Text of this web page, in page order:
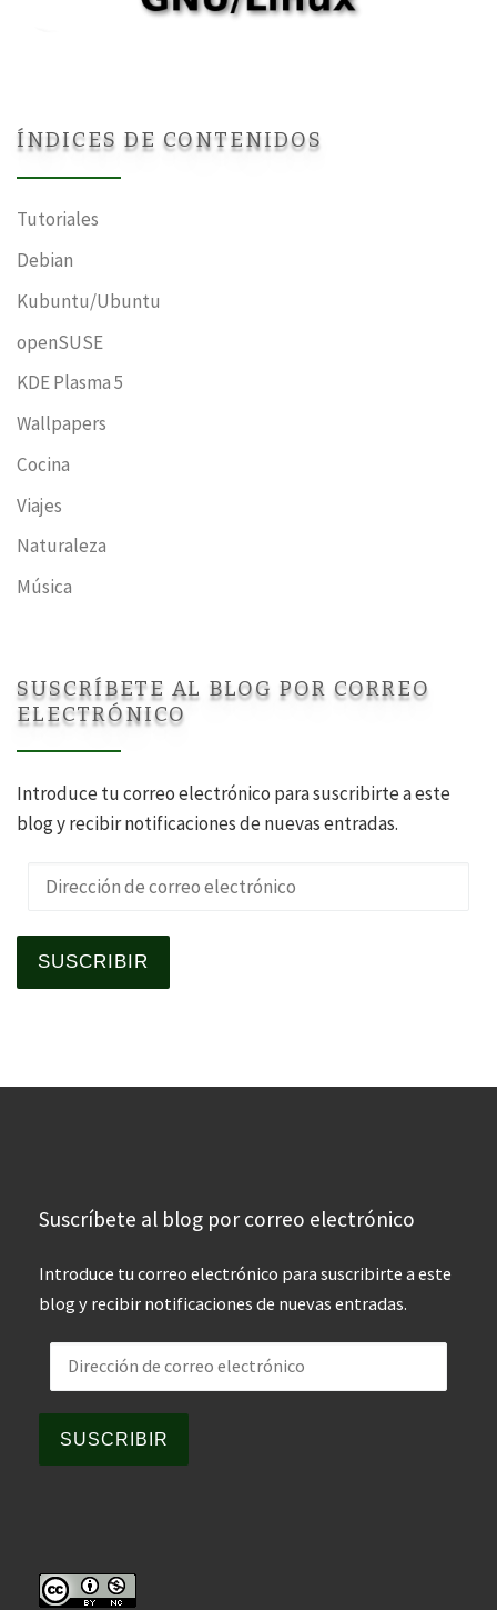
ÍNDICES DE CONTENIDOS
Tutoriales
Debian
Kubuntu/Ubuntu
openSUSE
KDE Plasma 5
Wallpapers
Cocina
Viajes
Naturaleza
Música
SUSCRÍBETE AL BLOG POR CORREO
ELECTRÓNICO
Introduce tu correo electrónico para suscribirte a este
blog y recibir notificaciones de nuevas entradas.
Dirección de correo electrónico
SUSCRIBIR
Suscríbete al blog por correo electrónico
Introduce tu correo electrónico para suscribirte a este
blog y recibir notificaciones de nuevas entradas.
Dirección de correo electrónico
SUSCRIBIR